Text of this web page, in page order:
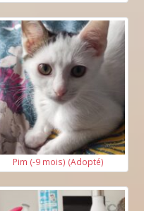
Pim (-9 mois) (Adopté)